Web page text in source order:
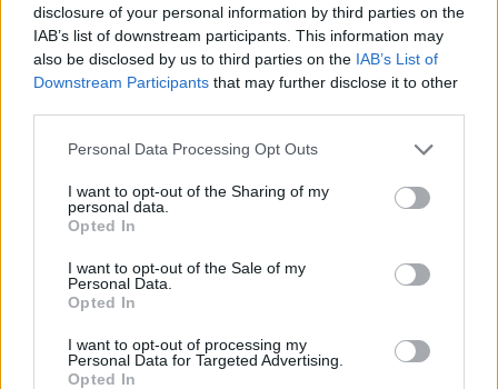
disclosure of your personal information by third parties on the
IAB’s list of downstream participants. This information may
also be disclosed by us to third parties on the IAB’s List of
Downstream Participants that may further disclose it to other
Personal Data Processing Opt Outs
I want to opt-out of the Sharing of my
personal data.
Opted In
I want to opt-out of the Sale of my
Personal Data.
Opted In
I want to opt-out of processing my
Personal Data for Targeted Advertising.
Opted In
„influenszer-füvesasszony”:
Gáspár Hajnal
A rovat további cikkei